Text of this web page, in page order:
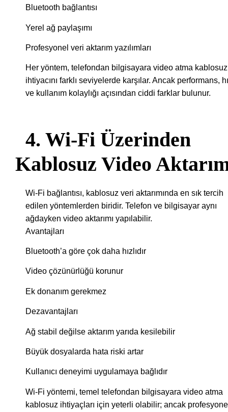
Bluetooth bağlantısı
Yerel ağ paylaşımı
Profesyonel veri aktarım yazılımları
Her yöntem, telefondan bilgisayara video atma kablosuz
ihtiyacını farklı seviyelerde karşılar. Ancak performans,
ve kullanım kolaylığı açısından ciddi farklar bulunur.
4. Wi-Fi Üzerinden
Kablosuz Video
Wi-Fi bağlantısı, kablosuz veri aktarımında en sık tercih
edilen yöntemlerden biridir. Telefon ve bilgisayar aynı
ağdayken video aktarımı yapılabilir.
Avantajları
Bluetooth’a göre çok daha hızlıdır
Video çözünürlüğü korunur
Ek donanım gerekmez
Dezavantajları
Ağ stabil değilse aktarım yarıda kesilebilir
Büyük dosyalarda hata riski artar
Kullanıcı deneyimi uygulamaya bağlıdır
Wi-Fi yöntemi, temel telefondan bilgisayara video atma
kablosuz ihtiyaçları için yeterli olabilir; ancak